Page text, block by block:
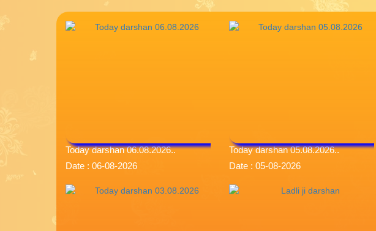
Today darshan 06.08.2026..
Date : 06-08-2026
Today darshan 05.08.2026..
Date : 05-08-2026